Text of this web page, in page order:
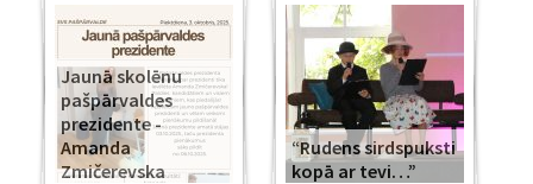
Jaunā skolēnu
pašpārvaldes
prezidente -
Amanda
Zmičerevska
“Rudens sirdspuksti
kopā ar tevi…”